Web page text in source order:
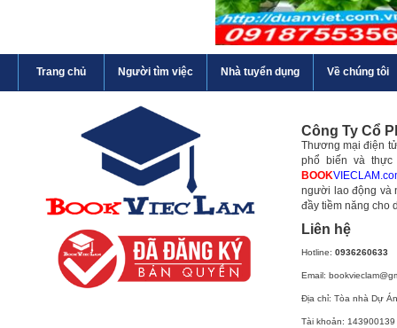
Trang chủ Người tìm việc Nhà tuyển dụng Về chúng tôi
Công Ty Cổ
Thương mại điện
phổ biến và
BOOK
người lao động và
đầy tiềm năng cho
Liên hệ
Hotline: 0936260633
Email:
Địa chỉ: Tòa nhà Dự
Tài khoản: